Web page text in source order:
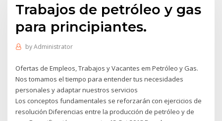
Trabajos de petróleo y gas
para principiantes.
byAdministrator
Ofertas de Empleos, Trabajos y Vacantes em Petróleo y Gas.
Nos tomamos el tiempo para entender tus necesidades
personales y adaptar nuestros servicios
Los conceptos fundamentales se reforzarán con ejercicios de
resolución Diferencias entre la producción de petróleo y de